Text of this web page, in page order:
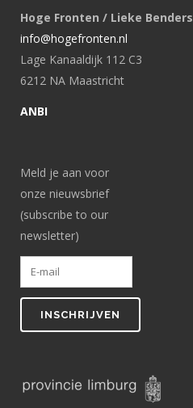
Hoge Fronten / Lieke Benders
info@hogefronten.nl
Lage Kanaaldijk 112 C3
6212 NA Maastricht
ANBI
Meld je aan voor
onze nieuwsbrief
(subscribe to our
newsletter)